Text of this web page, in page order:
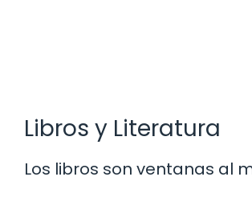
Libros y Literatura
Los libros son ventanas al